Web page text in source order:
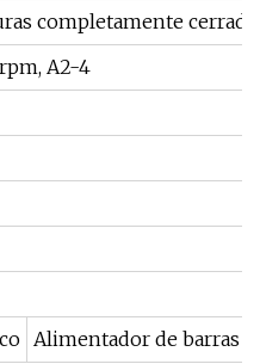
completamente
A2-4
Alimentador de barras